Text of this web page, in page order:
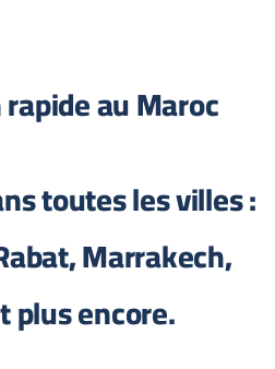
au Maroc
toutes les villes :
Marrakech,
plus encore.